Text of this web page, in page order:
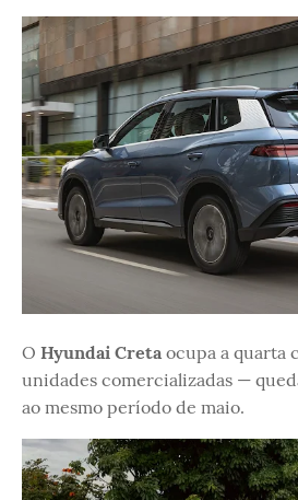
O Hyundai Creta ocupa a quarta
unidades comercializadas —
ao mesmo período de maio.